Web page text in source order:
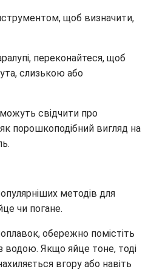
щоб визначити,
переконайтеся, щоб
слизькою або
свідчити про
як порошкоподібний вигляд на
методів для
чи погане.
обережно помістіть
водою. Якщо яйце тоне, тоді
вгору або навіть